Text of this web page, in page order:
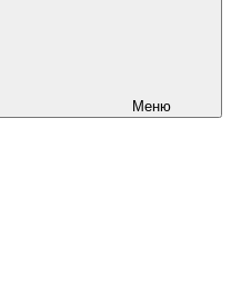
Меню